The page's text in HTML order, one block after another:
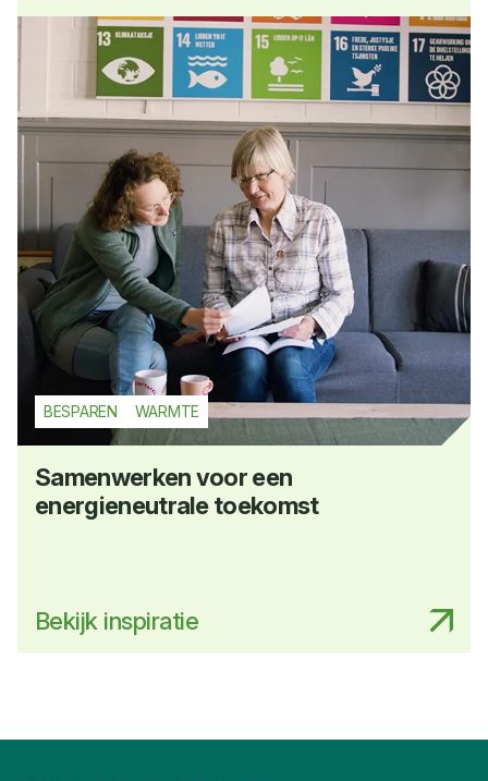
BESPAREN WARMTE
Samenwerken voor een
energieneutrale toekomst
Bekijk inspiratie